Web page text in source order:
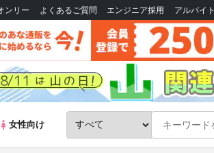
ンリー よくあるご質問 エンジニア採用 アルバイト
女性向け